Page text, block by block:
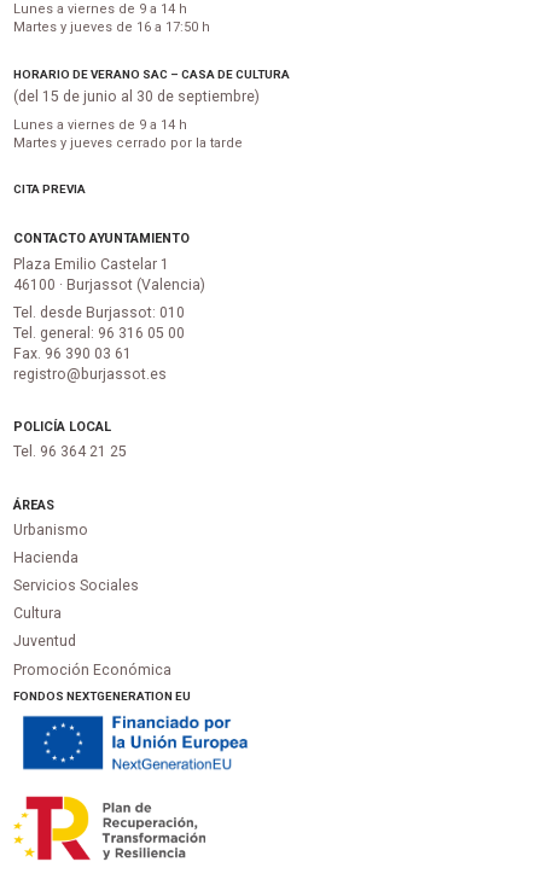
Lunes a viernes de 9 a 14 h
Martes y jueves de 16 a 17:50 h
HORARIO DE VERANO SAC – CASA DE CULTURA
(del 15 de junio al 30 de septiembre)
Lunes a viernes de 9 a 14 h
Martes y jueves cerrado por la tarde
CITA PREVIA
CONTACTO AYUNTAMIENTO
Plaza Emilio Castelar 1
46100 · Burjassot (Valencia)
Tel. desde Burjassot: 010
Tel. general: 96 316 05 00
Fax. 96 390 03 61
registro@burjassot.es
POLICÍA LOCAL
Tel. 96 364 21 25
ÁREAS
Urbanismo
Hacienda
Servicios Sociales
Cultura
Juventud
Promoción Económica
FONDOS NEXTGENERATION EU